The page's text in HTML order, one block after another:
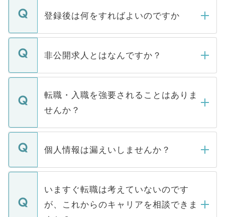
登録後は何をすればよいのですか
ご登録いただきましたら、弊社担当者がご
登録内容を確認し、その後メールもしくは
ます。通常、5営業日以内にはご連絡をせて
いただきますので、しばらくお待ちくださ
い。
非公開求人とはなんですか？
マイナビDOCTORで取り扱っている求人の
うち約3割は、Webサイトからご覧いただ
けない「非公開求人」です。非公開求人は
下記の理由によって、一般には公開してい
ません。
■応募殺到を避けるため 人気のある医療機
関を公にしてしまうと、応募が殺到する場
に、医療機関が求める条件に合った人材の
みを人材紹介会社に依頼するケースが増え
転職・入職を強要されることはありま
せんか？
転職・入職を強要することは一切ありませ
ん。また、仮に応募先から内定をいただい
定を承諾する必要はありません。内定先へ
の辞退の連絡はキャリアパートナーが行い
ますので、ご安心ください。
個人情報は漏えいしませんか？
個人情報が漏えいすることはありませんの
で、ご安心ください。当サイトからの登録
などで収集したご登録者様の個人情報は、
ご本人のキャリアアップおよび転職活動の
いますぐ転職は考えていないのです
が、これからのキャリアを相談できま